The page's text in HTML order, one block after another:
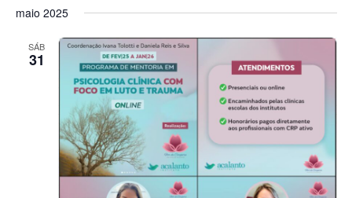
maio 2025
SÁB
31